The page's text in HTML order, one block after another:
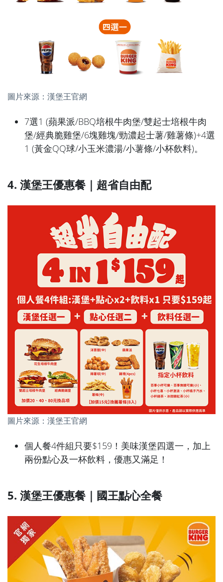
圖片來源：漢堡王官網
7選1 (蘋果派/BBQ培根牛肉堡/雙起士培根牛肉
堡/經典脆雞堡/6塊雞塊/勁濃起士薯/雞薯條)+4選
1 (黃金QQ球/小玉米濃湯/小薯條/小杯飲料)。
4. 漢堡王優惠餐｜超省自由配
圖片來源：漢堡王官網
個人餐4件組只要$159！美味漢堡四選一，加上
兩份點心及一杯飲料，優惠又滿足！
5. 漢堡王優惠餐｜國王點心全餐